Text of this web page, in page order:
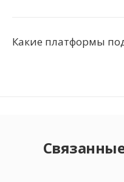
Какие платформы